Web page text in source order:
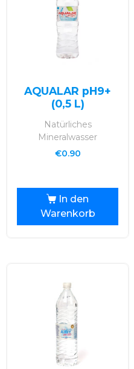
AQUALAR pH9+
(0,5 L)
Natürliches
Mineralwasser
€0.90
In den
Warenkorb